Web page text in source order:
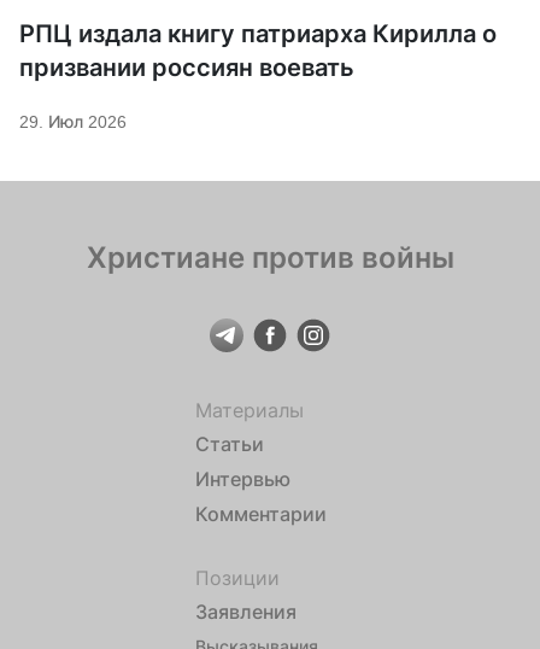
РПЦ издала книгу патриарха Кирилла о
призвании россиян воевать
29. Июл 2026
Христиане против войны
Материалы
Статьи
Интервью
Комментарии
Позиции
Заявления